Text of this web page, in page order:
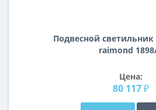
Подвесной
raimond
Цена:
80 117 ₽